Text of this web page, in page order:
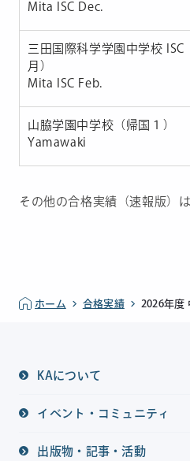
Mita ISC Dec.
三田国際科学学園中学校 ISC
月）
Mita ISC Feb.
山脇学園中学校（帰国１）
Yamawaki
その他の合格実績（速報版）は
ホーム 合格実績 2026年度
KAについて
イベント・コミュニティ
出版物・記事・活動